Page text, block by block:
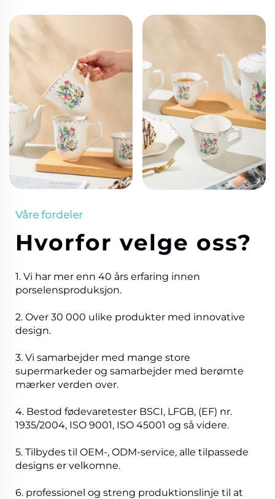
Våre fordeler
Hvorfor velge oss?
1. Vi har mer enn 40 års erfaring innen
porselensproduksjon.
2. Over 30 000 ulike produkter med innovative
design.
3. Vi samarbejder med mange store
supermarkeder og samarbejder med berømte
mærker verden over.
4. Bestod fødevaretester BSCI, LFGB, (EF) nr.
1935/2004, ISO 9001, ISO 45001 og så videre.
5. Tilbydes til OEM-, ODM-service, alle tilpassede
designs er velkomne.
6. professionel og streng produktionslinje til at